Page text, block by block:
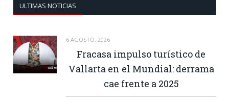
ULTIMAS NOTICIAS
6 AGOSTO, 2026
Fracasa impulso turístico de
Vallarta en el Mundial: derrama
cae frente a 2025